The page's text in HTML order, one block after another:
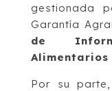
gestionada
Garantía
de
Alimentarios
Por su